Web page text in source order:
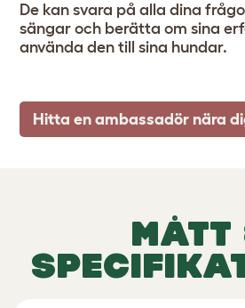
De kan svara på alla dina
sängar och berätta om sina
använda den till sina hundar.
Hitta en ambassadör nära
MÅTT